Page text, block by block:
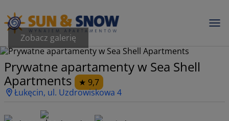
Zobacz galerię
Prywatne apartamenty w Sea Shell
Apartments
9,7
Łukęcin, ul. Uzdrowiskowa 4